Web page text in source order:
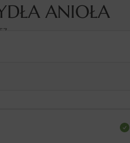
ANIOŁA